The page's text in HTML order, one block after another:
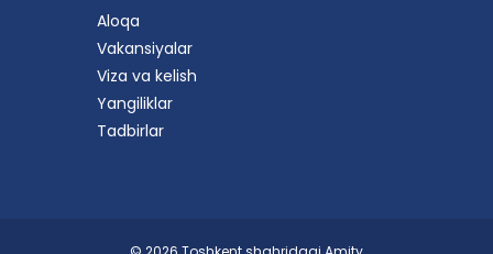
Aloqa
Vakansiyalar
Viza va kelish
Yangiliklar
Tadbirlar